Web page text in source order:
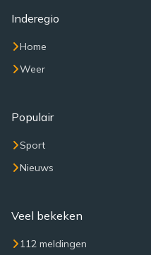
Inderegio
Home
Weer
Populair
Sport
Nieuws
Veel bekeken
112 meldingen